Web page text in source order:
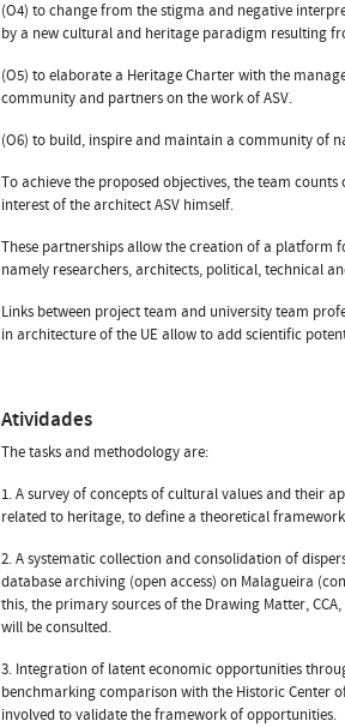
(O4) to change from the stigma and negative
by a new cultural and heritage paradigm resulting
(O5) to elaborate a Heritage Charter with the
community and partners on the work of ASV.
(O6) to build, inspire and maintain a community of
To achieve the proposed objectives, the team
interest of the architect ASV himself.
These partnerships allow the creation of a platform
namely researchers, architects, political, technical
Links between project team and university team
in architecture of the UE allow to add scientific
Atividades
The tasks and methodology are:
1. A survey of concepts of cultural values and their
related to heritage, to define a theoretical
2. A systematic collection and consolidation of
database archiving (open access) on Malagueira
this, the primary sources of the Drawing Matter,
will be consulted.
3. Integration of latent economic opportunities
benchmarking comparison with the Historic Center
involved to validate the framework of opportunities.